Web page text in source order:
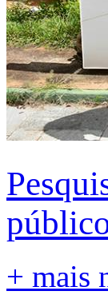
+ mais